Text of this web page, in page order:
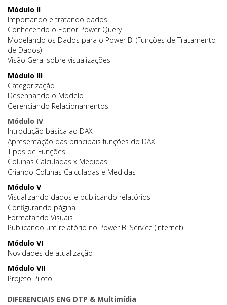
Módulo II
Importando e tratando dados
Conhecendo o Editor Power Query
Modelando os Dados para o Power BI (Funções de Tratamento
de Dados)
Visão Geral sobre visualizações
Módulo III
Categorização
Desenhando o Modelo
Gerenciando Relacionamentos
Módulo IV
Introdução básica ao DAX
Apresentação das principais funções do DAX
Tipos de Funções
Colunas Calculadas x Medidas
Criando Colunas Calculadas e Medidas
Módulo V
Visualizando dados e publicando relatórios
Configurando página
Formatando Visuais
Publicando um relatório no Power BI Service (Internet)
Módulo VI
Novidades de atualização
Módulo VII
Projeto Piloto
DIFERENCIAIS ENG DTP & Multimídia